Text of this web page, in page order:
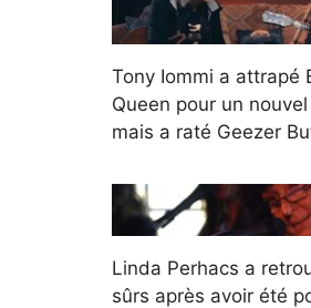
Tony Iommi a attrapé
Queen pour un
mais a raté Geezer
Linda Perhacs a
sûrs après avoir été